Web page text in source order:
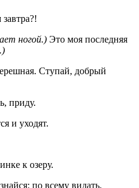
ногой.) Это моя последняя
Ступай, добрый
приду.
и уходят.
к озеру.
по всему видать,